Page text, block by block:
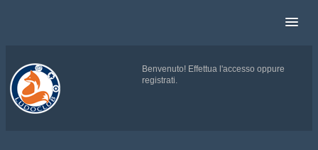
Benvenuto! Effettua l'accesso oppure
registrati.